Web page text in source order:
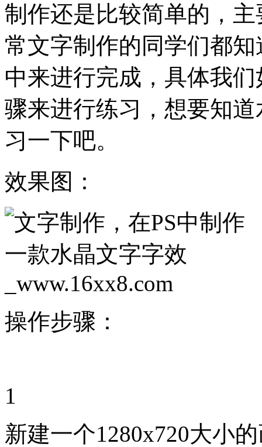
制作还是比较简单的，
常文字制作的同学们都
中来进行完成，具体我
骤来进行练习，想要知
习一下吧。
效果图：
操作步骤：
1
新建一个1280x720大小